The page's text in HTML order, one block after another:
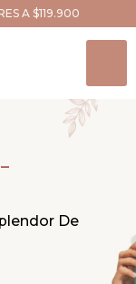
A $119.900
De